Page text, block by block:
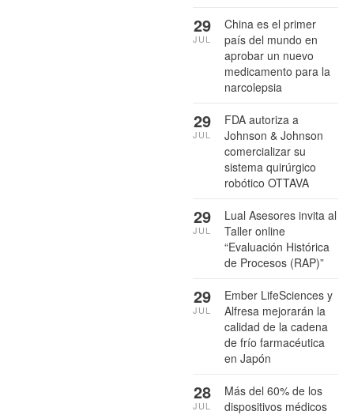
China es el primer
país del mundo en
aprobar un nuevo
medicamento para la
narcolepsia
29
JUL
FDA autoriza a
Johnson & Johnson
comercializar su
sistema quirúrgico
robótico OTTAVA
29
JUL
Lual Asesores invita al
Taller online
“Evaluación Histórica
de Procesos (RAP)”
29
JUL
Ember LifeSciences y
Alfresa mejorarán la
calidad de la cadena
de frío farmacéutica
en Japón
29
JUL
Más del 60% de los
dispositivos médicos
28
JUL